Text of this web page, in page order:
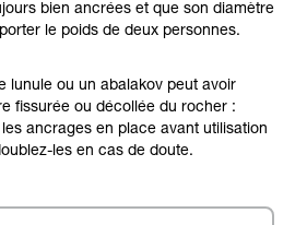
bien ancrées et que son diamètre
le poids de deux personnes.
lunule ou un abalakov peut avoir
fissurée ou décollée du rocher :
ancrages en place avant utilisation
les en cas de doute.